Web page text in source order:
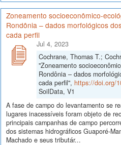
Zoneamento socioeconômico-
Rondônia – dados morfológicos
cada perfil
Jul 4, 2023
Cochrane, Thomas T.;
"Zoneamento
Rondônia – dados
cada perfil", https://doi.org/
SoilData, V1
A fase de campo do levantamento se
lugares inacessíveis foram objeto de
principais campanhas de campo
dos sistemas hidrográficos Guaporé-
Machado e seus tributár...